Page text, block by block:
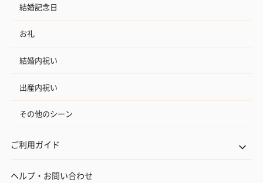
結婚記念日
お礼
結婚内祝い
出産内祝い
その他のシーン
ご利用ガイド
ヘルプ・お問い合わせ